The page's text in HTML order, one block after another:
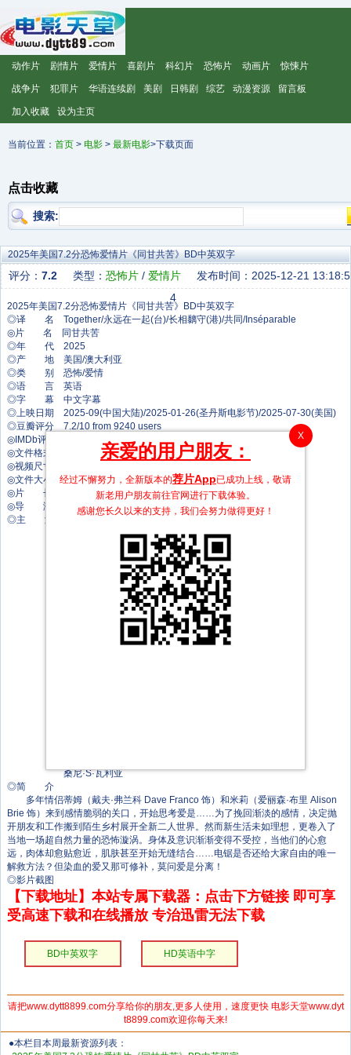
动作片 剧情片 爱情片 喜剧片 科幻片 恐怖片 动画片 惊悚片
战争片 犯罪片 华语连续剧 美剧 日韩剧 综艺 动漫资源 留言板
加入收藏 设为主页
当前位置： 首页 > 电影 > 最新电影>下载页面
点击收藏
搜索:
2025年美国7.2分恐怖爱情片《同甘共苦》BD中英双字
评分： 7.2 类型： 恐怖片 / 爱情片
发布时间：2025-12-21 13:18:5
4
◎译 名 Together/永远在一起(台)/长相黐守(港)/共同/Inséparable
◎片 名 同甘共苦
◎年 代 2025
◎产 地 美国/澳大利亚
◎类 别 恐怖/爱情
◎语 言 英语
◎字 幕 中文字幕
◎上映日期 2025-09(中国大陆)/2025-01-26(圣丹斯电影节)/2025-07-30(美国)
◎豆瓣评分 7.2/10 from 9240 users
◎IMDb评分 6.9/10 from 21280 users
◎文件格式 x264 + ACC
◎视频尺寸 1920 x 1040
◎文件大小 3200 MB
◎片 长 102 Mins
◎导 演 迈克尔·尚克斯
◎主 演 戴夫·弗兰科
卡尔·里奇蒙德
弗朗塞斯卡·沃特斯
阿尔金·阿贝拉
桑尼·S·瓦利亚
◎简 介
多年情侣蒂姆（戴夫·弗兰科 Dave Franco 饰）和米莉（爱丽森·布里 Alison
Brie 饰）来到感情脆弱的关口，开始思考爱是……为了挽回渐淡的感情，决定抛
开朋友和工作搬到陌生乡村展开全新二人世界。然而新生活未如理想，更卷入了
当地一场超自然力量的恐怖漩涡。身体及意识渐渐变得不受控，当他们的心愈
远，肉体却愈贴愈近，肌肤甚至开始无缝结合……电锯是否还给大家自由的唯一
解救方法？但染血的爱又那可修补，莫问爱是分离！
◎影片截图
【下载地址】本站专属下载器：点击下方链接 即可享
受高速下载和在线播放 专治迅雷无法下载
BD中英双字 HD英语中字
请把www.dytt8899.com分享给你的朋友,更多人使用，速度更快 电影天堂www.dyt
t8899.com欢迎你每天来!
●本栏目本周最新资源列表：
X
亲爱的用户朋友：
经过不懈努力，全新版本的荐片App已成功上线，敬请
新老用户朋友前往官网进行下载体验。
感谢您长久以来的支持，我们会努力做得更好！